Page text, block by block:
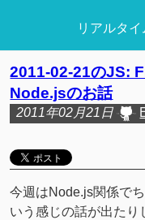
リアルタ
2011-02-21のJS:
Node.jsのお話
2011年02月21日
今週はNode.js関係で
いう感じの話が出たり